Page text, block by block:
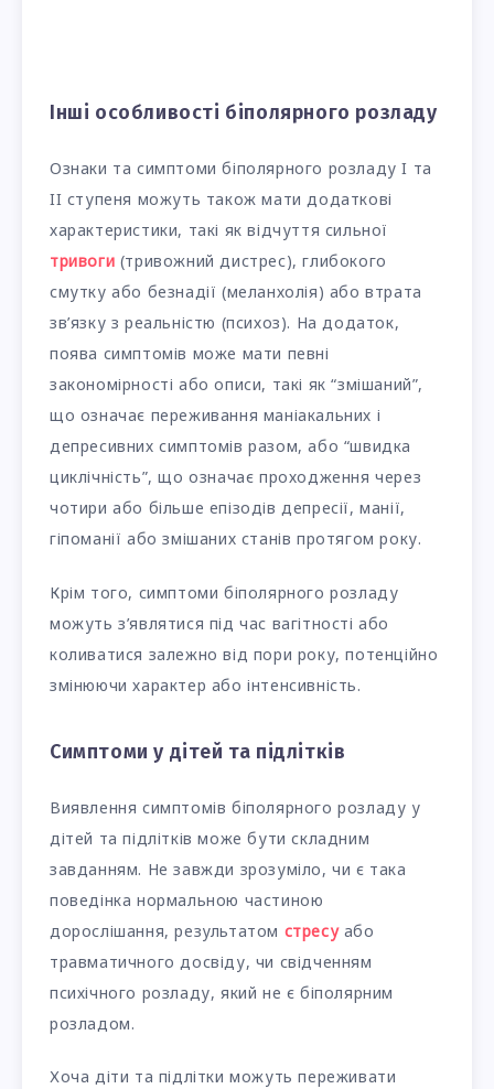
Інші особливості біполярного розладу
Ознаки та симптоми біполярного розладу I та
II ступеня можуть також мати додаткові
характеристики, такі як відчуття сильної
тривоги (тривожний дистрес), глибокого
смутку або безнадії (меланхолія) або втрата
зв’язку з реальністю (психоз). На додаток,
поява симптомів може мати певні
закономірності або описи, такі як “змішаний”,
що означає переживання маніакальних і
депресивних симптомів разом, або “швидка
циклічність”, що означає проходження через
чотири або більше епізодів депресії, манії,
гіпоманії або змішаних станів протягом року.
Крім того, симптоми біполярного розладу
можуть з’являтися під час вагітності або
коливатися залежно від пори року, потенційно
змінюючи характер або інтенсивність.
Симптоми у дітей та підлітків
Виявлення симптомів біполярного розладу у
дітей та підлітків може бути складним
завданням. Не завжди зрозуміло, чи є така
поведінка нормальною частиною
дорослішання, результатом стресуабо
травматичного досвіду, чи свідченням
психічного розладу, який не є біполярним
розладом.
Хоча діти та підлітки можуть переживати